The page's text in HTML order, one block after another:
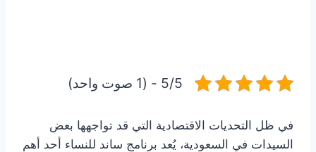
5/5 - (1 صوت واحد)
في ظل التحديات الاقتصادية التي قد تواجهها بعض
السيدات في السعودية، يُعد برنامج ساند للنساء أحد أهم